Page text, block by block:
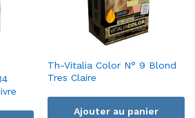
Th-Vitalia Color N° 9 Blond
Tres Claire
Ajouter au panier